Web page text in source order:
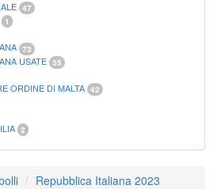
47
1
73
USATE 35
ORDINE DI MALTA 42
2
Repubblica Italiana 2023